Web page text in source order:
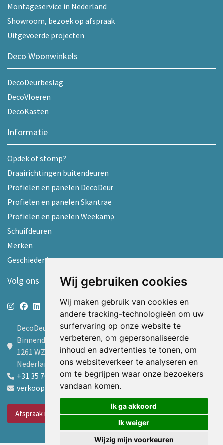
Wij gebruiken cookies
Wij maken gebruik van cookies en
andere tracking-technologieën om uw
surfervaring op onze website te
verbeteren, om gepersonaliseerde
inhoud en advertenties te tonen, om
ons websiteverkeer te analyseren en
om te begrijpen waar onze bezoekers
vandaan komen.
Ik ga akkoord
Ik weiger
Wijzig mijn voorkeuren
Montageservice in Nederland
Showroom, bezoek op afspraak
Uitgevoerde projecten
Deco Woonwinkels
DecoDeurbeslag
DecoVloeren
DecoKasten
Informatie
Opdek of stomp?
Draairichtingen buitendeuren
Profielen en panelen DecoDeur
Profielen en panelen Skantrae
Profielen en panelen Weekamp
Schuifdeuren
Merken
Geschiedenis
Volg ons
DecoDeur B.V.
Binnendelta 9d
1261 WZ Blaricum
Nederland
+31 35 7605600
verkoop@decodeur.nl
Afspraak maken